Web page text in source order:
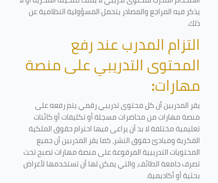
يذكر فيه المراجع والمصادر يتحمل المسؤولية النظامية عن
ذلك.
التزام المدرب عند رفع
المحتوى التدريبي على منصة
مهارات:
يقر المدربين أن كل محتوى تدريبي رقمي يتم رفعه على
منصة مهارات من محاضرات مسجلة أو تكليفات أو كائنات
تعليمية مختلفة لا بد أن يراعى فيها احترام حقوق الملكية
الفكرية ومبادئ حقوق النشر، كما يقر المدربين أن جميع
المحتويات التدريبية المرفوعة على منصة مهارات تصبح تحت
تصرف جامعة الطائف، والتي يمكن لها أن تستخدمها لأغراض
بحثية أو أكاديمية.